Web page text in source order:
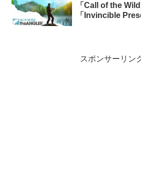
「Call of the
「Invincible
スポンサーリン